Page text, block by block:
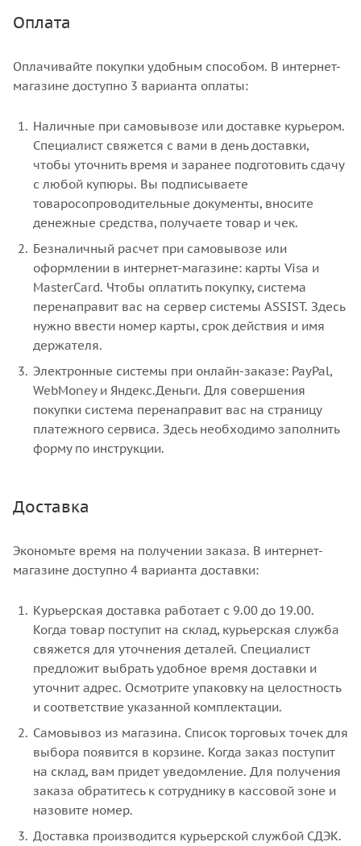
Оплата
Оплачивайте покупки удобным способом. В интернет-
магазине доступно 3 варианта оплаты:
Наличные при самовывозе или доставке курьером.
Специалист свяжется с вами в день доставки,
чтобы уточнить время и заранее подготовить сдачу
с любой купюры. Вы подписываете
товаросопроводительные документы, вносите
денежные средства, получаете товар и чек.
Безналичный расчет при самовывозе или
оформлении в интернет-магазине: карты Visa и
MasterCard. Чтобы оплатить покупку, система
перенаправит вас на сервер системы ASSIST. Здесь
нужно ввести номер карты, срок действия и имя
держателя.
Электронные системы при онлайн-заказе: PayPal,
WebMoney и Яндекс.Деньги. Для совершения
покупки система перенаправит вас на страницу
платежного сервиса. Здесь необходимо заполнить
форму по инструкции.
Доставка
Экономьте время на получении заказа. В интернет-
магазине доступно 4 варианта доставки:
Курьерская доставка работает с 9.00 до 19.00.
Когда товар поступит на склад, курьерская служба
свяжется для уточнения деталей. Специалист
предложит выбрать удобное время доставки и
уточнит адрес. Осмотрите упаковку на целостность
и соответствие указанной комплектации.
Самовывоз из магазина. Список торговых точек для
выбора появится в корзине. Когда заказ поступит
на склад, вам придет уведомление. Для получения
заказа обратитесь к сотруднику в кассовой зоне и
назовите номер.
Доставка производится курьерской службой СДЭК.